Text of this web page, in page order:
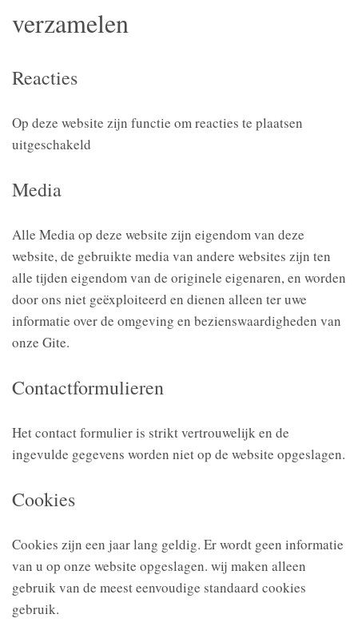
verzamelen
Reacties
Op deze website zijn functie om reacties te plaatsen
uitgeschakeld
Media
Alle Media op deze website zijn eigendom van deze
website, de gebruikte media van andere websites zijn ten
alle tijden eigendom van de originele eigenaren, en worden
door ons niet geëxploiteerd en dienen alleen ter uwe
informatie over de omgeving en bezienswaardigheden van
onze Gite.
Contactformulieren
Het contact formulier is strikt vertrouwelijk en de
ingevulde gegevens worden niet op de website opgeslagen.
Cookies
Cookies zijn een jaar lang geldig. Er wordt geen informatie
van u op onze website opgeslagen. wij maken alleen
gebruik van de meest eenvoudige standaard cookies
gebruik.